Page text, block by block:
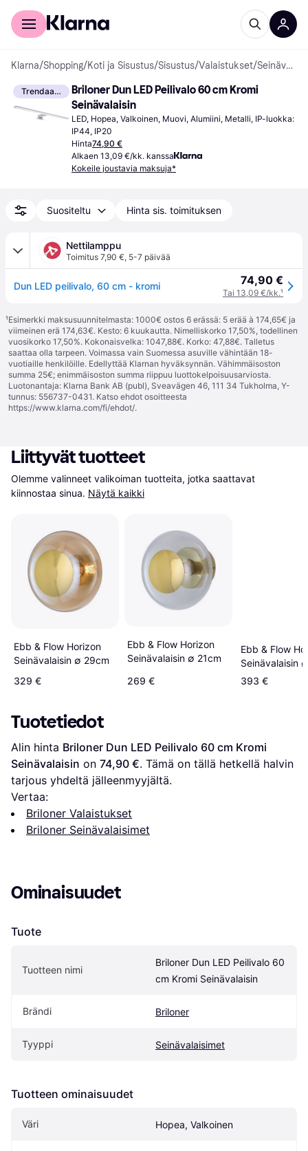
Kuluttajille
Klarna/Shopping/Koti ja Sisustus/Sisustus/Valaistukset/ Seinävalaisimet
Trendaava
Briloner Dun LED Peilivalo 60 cm Kromi
Seinävalaisin
LED, Hopea, Valkoinen, Muovi, Alumiini, Metalli, IP-luokka:
IP44, IP20
Hinta74,90 €
Alkaen 13,09 €/kk. kanssa
Kokeile joustavia maksuja*
Suositeltu Hinta sis. toimituksen
Nettilamppu
Toimitus 7,90 €, 5-7 päivää
Dun LED peilivalo, 60 cm - kromi 74,90 €
Tai 13,09 €/kk.¹
¹Esimerkki maksusuunnitelmasta: 1000€ ostos 6 erässä: 5 erää à 174,65€ ja
viimeinen erä 174,63€. Kesto: 6 kuukautta. Nimelliskorko 17,50%, todellinen
vuosikorko 17,50%. Kokonaisvelka: 1047,88€. Korko: 47,88€. Talletus
saattaa olla tarpeen. Voimassa vain Suomessa asuville vähintään 18-
vuotiaille henkilöille. Edellyttää Klarnan hyväksynnän. Vähimmäisoston
summa 25€; enimmäisoston summa riippuu luottokelpoisuusarviosta.
Luotonantaja: Klarna Bank AB (publ), Sveavägen 46, 111 34 Tukholma, Y-
tunnus: 556737-0431. Katso ehdot osoitteesta
https://www.klarna.com/fi/ehdot/.
Liittyvät tuotteet
Olemme valinneet valikoiman tuotteita, jotka saattavat
kiinnostaa sinua. Näytä kaikki
Ebb & Flow Horizon
Seinävalaisin ∅ 29cm
329 €
Ebb & Flow Horizon
Seinävalaisin ∅ 21cm
269 €
Ebb & Flow
Seinävalaisin
393 €
Tuotetiedot
Alin hinta Briloner Dun LED Peilivalo 60 cm Kromi
Seinävalaisin on 74,90 €. Tämä on tällä hetkellä halvin
tarjous yhdeltä jälleenmyyjältä.
Vertaa:
Briloner Valaistukset
Briloner Seinävalaisimet
Ominaisuudet
Tuote
Tuotteen nimi
Briloner Dun LED Peilivalo 60
cm Kromi Seinävalaisin
Brändi Briloner
Tyyppi Seinävalaisimet
Tuotteen ominaisuudet
Väri Hopea, Valkoinen